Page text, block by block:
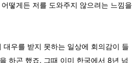
떻게든 저를 도와주지 않으려는 느낌을
우를 받지 못하는 일상에 회의감이 들
하곤 했죠. 그때 이미 한국에서 8년 넘